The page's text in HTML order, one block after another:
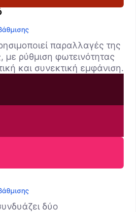
παραλλαγές της
με ρύθμιση φωτεινότητας
και συνεκτική εμφάνιση.
δύο